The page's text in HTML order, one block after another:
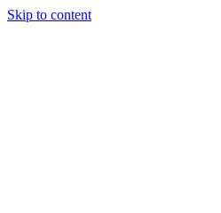
Skip to content